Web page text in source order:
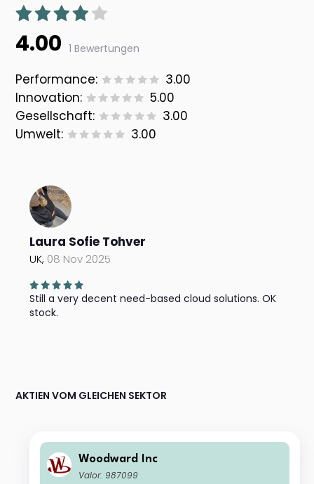
4.00 1 Bewertungen
Performance:
3.00
Innovation:
5.00
Gesellschaft:
3.00
Umwelt:
3.00
Laura Sofie Tohver
UK, 08 Nov 2025
Still a very decent need-based cloud solutions. OK
stock.
AKTIEN VOM GLEICHEN SEKTOR
Woodward Inc
Valor: 987099